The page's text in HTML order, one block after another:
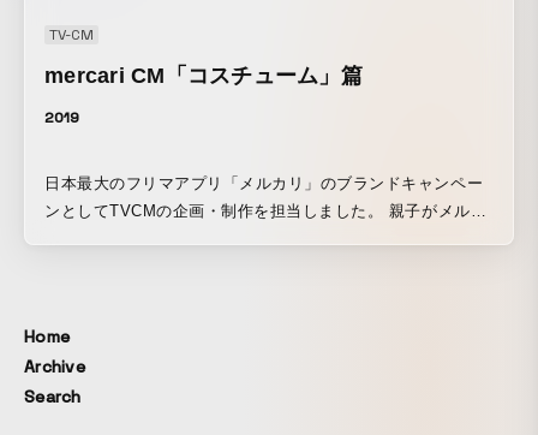
TV-CM
mercari CM「コスチューム」篇
2019
日本最大のフリマアプリ「メルカリ」のブランドキャンペー
ンとしてTVCMの企画・制作を担当しました。 親子がメルカ
Home
Archive
Search